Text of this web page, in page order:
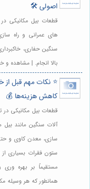
اصولی 🛠️
قطعات بیل مکانیکی
های عمرانی و راه
سنگین حفاری،
بالا انجام. | مشاهده و
⭐️ نکات مهم قبل از
کاهش هزینه‌ها 💰
قطعات بیل مکانیکی در
آلات سنگین مانند بیل
سازی، معدن کاوی و
ستون فقرات بسیاری
مستقیماً بر بهره
همانطور که هر وسیله